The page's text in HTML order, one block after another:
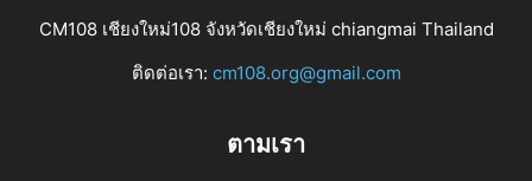
CM108 เชียงใหม่108 จังหวัดเชียงใหม่ chiangmai Thailand
ติดต่อเรา: cm108.org@gmail.com
ตามเรา